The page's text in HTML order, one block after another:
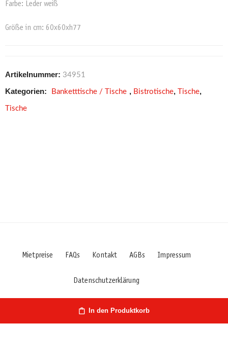
Farbe: Leder weiß
Größe in cm: 60x60xh77
In den Produktkorb
Artikelnummer: 34951
Kategorien: Banketttische / Tische , Bistrotische, Tische,
Tische
Mietpreise FAQs Kontakt AGBs Impressum
Datenschutzerklärung